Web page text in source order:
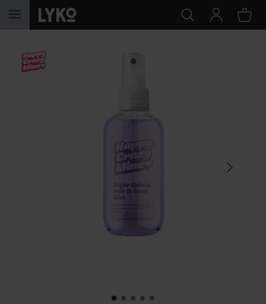
SIIRTYÄ JHK SISÄLTÖÖN
OHITA OSIO